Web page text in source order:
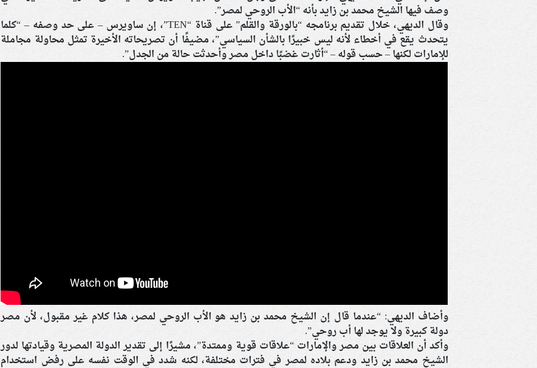
وصف فيها الشيخ محمد بن زايد بأنه “الأب الروحي لمصر”.
وقال الديهي، خلال تقديم برنامجه “بالورقة والقلم” على قناة “TEN”، إن ساويرس – على حد وصفه – “كلما
يتحدث يقع في أخطاء لأنه ليس خبيرًا بالشأن السياسي”، مضيفًا أن تصريحاته الأخيرة تمثل محاولة مجاملة
للإمارات لكنها – حسب قوله – “أثارت غضبًا داخل مصر وأحدثت حالة من الجدل”.
وأضاف الديهي: “عندما قال إن الشيخ محمد بن زايد هو الأب الروحي لمصر، هذا كلام غير مقبول، لأن مصر
دولة كبيرة ولا يوجد لها أب روحي”.
وأكد أن العلاقات بين مصر والإمارات “علاقات قوية وممتدة”، مشيرًا إلى تقدير الدولة المصرية وقيادتها لدور
الشيخ محمد بن زايد ودعم بلاده لمصر في فترات مختلفة، لكنه شدد في الوقت نفسه على رفض استخدام